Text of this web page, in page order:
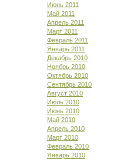
Июнь 2011
Май 2011
Апрель 2011
Март 2011
Февраль 2011
Январь 2011
Декабрь 2010
Ноябрь 2010
Октябрь 2010
Сентябрь 2010
Август 2010
Июль 2010
Июнь 2010
Май 2010
Апрель 2010
Март 2010
Февраль 2010
Январь 2010